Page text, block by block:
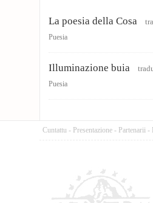
La poesia della Cosa
Puesia
Illuminazione buia
Puesia
Cuntattu - Presentazione - Partenarii -